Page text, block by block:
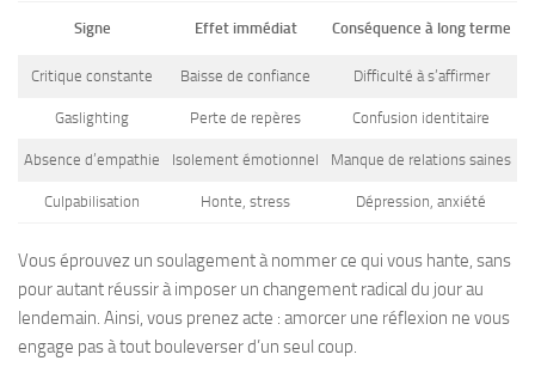
Signe Effet immédiat Conséquence à long terme
Critique constante Baisse de confiance Difficulté à s’affirmer
Gaslighting Perte de repères Confusion identitaire
Absence d’empathie Isolement émotionnel Manque de relations saines
Culpabilisation Honte, stress Dépression, anxiété
Vous éprouvez un soulagement à nommer ce qui vous hante, sans
pour autant réussir à imposer un changement radical du jour au
lendemain. Ainsi, vous prenez acte : amorcer une réflexion ne vous
engage pas à tout bouleverser d’un seul coup.